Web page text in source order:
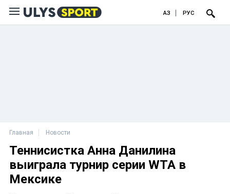
ҚАЗ РУС
Главная Новости
Теннисистка Анна Данилина
выиграла турнир серии WTA в
Мексике